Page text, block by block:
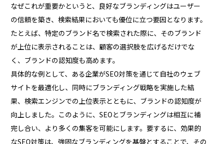
なぜこれが重要かというと、良好なブランディングはユーザー
の信頼を築き、検索結果においても優位に立つ要因となります。
たとえば、特定のブランド名で検索された際に、そのブランド
が上位に表示されることは、顧客の選択肢を広げるだけでな
く、ブランドの認知度も高めます。
具体的な例として、ある企業がSEO対策を通じて自社のウェブ
サイトを最適化し、同時にブランディング戦略を実施した結
果、検索エンジンでの上位表示とともに、ブランドの認知度が
向上しました。このように、SEOとブランディングは相互に補
完し合い、より多くの集客を可能にします。要するに、効果的
なSEO対策は、強固なブランディングを基盤とすることで、その